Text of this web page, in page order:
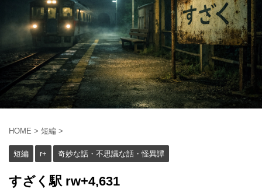
HOME > 短編 >
短編 r+ 奇妙な話・不思議な話・怪異譚
すざく駅 rw+4,631